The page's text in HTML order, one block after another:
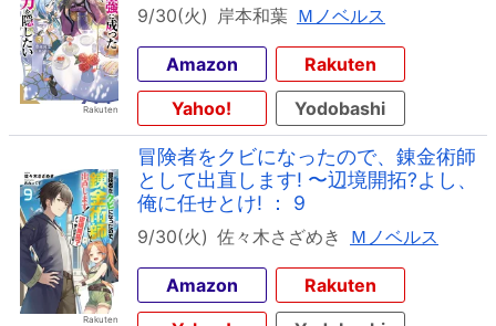
9/30(火) 岸本和葉 Ｍノベルス
Amazon
Rakuten
Yahoo!
Yodobashi
冒険者をクビになったので、錬金術師
として出直します! 〜辺境開拓?よし、
俺に任せとけ! ： 9
9/30(火) 佐々木さざめき Ｍノベルス
Amazon
Rakuten